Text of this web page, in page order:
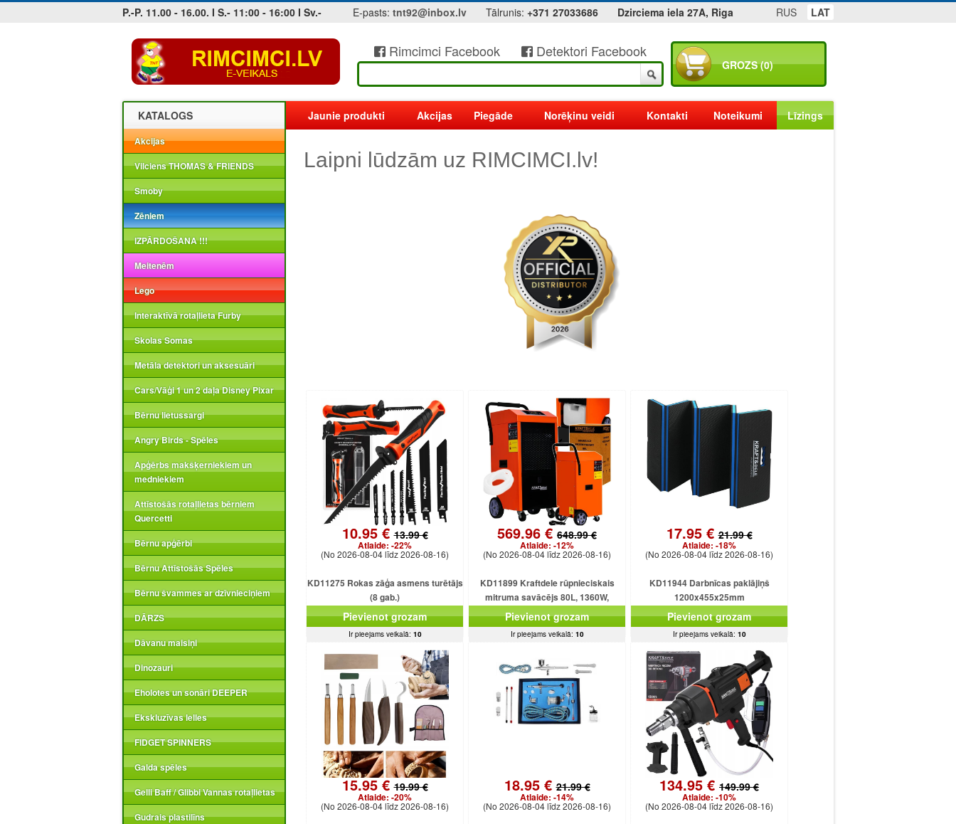
P.-P. 11.00 - 16.00. I S.- 11:00 - 16:00 I Sv.- E-pasts: tnt92@inbox.lv Tālrunis: +371 27033686 Dzirciema iela 27A, Riga LAT
RUS
Jobs at sea and maritime vacancies Rimcimci Facebook Detektori Facebook
GROZS (0)
KATALOGS
Akcijas
Vilciens THOMAS & FRIENDS
Smoby
Zēniem
IZPĀRDOŠANA !!!
Meitenēm
Lego
Interaktīvā rotaļlieta Furby
Skolas Somas
Metāla detektori un aksesuāri
Cars/Vāģi 1 un 2 daļa Disney Pixar
Bērnu lietussargi
Angry Birds - Spēles
Apģērbs makšķerniekiem un
medniekiem
Attīstošās rotaļlietas bērniem
Quercetti
Bērnu apģērbi
Bērnu Attīstošās Spēles
Bērnu švammes ar dzīvnieciņiem
DĀRZS
Dāvanu maisiņi
Dinozauri
Eholotes un sonāri DEEPER
Ekskluzīvas lelles
FIDGET SPINNERS
Galda spēles
Gelli Baff / Glibbi Vannas rotaļlietas
Gudrais plastilīns
Jaunie produkti Akcijas Piegāde Norēķinu veidi Kontakti Noteikumi Līzings
Laipni lūdzām uz RIMCIMCI.lv!
10.95 €13.99 €
Atlaide: -22%
(No 2026-08-04 līdz 2026-08-16)
KD11275 Rokas zāģa asmens turētājs
(8 gab.)
Pievienot grozam
Ir pieejams veikalā: 10
569.96 €648.99 €
Atlaide: -12%
(No 2026-08-04 līdz 2026-08-16)
KD11899 Kraftdele rūpnieciskais
mitruma savācējs 80L, 1360W,
500m³/h, uz riteņiem
Pievienot grozam
Ir pieejams veikalā: 10
17.95 €21.99 €
Atlaide: -18%
(No 2026-08-04 līdz 2026-08-16)
KD11944 Darbnīcas paklājiņš
1200x455x25mm
Pievienot grozam
Ir pieejams veikalā: 10
15.95 €19.99 €
Atlaide: -20%
(No 2026-08-04 līdz 2026-08-16)
18.95 €21.99 €
Atlaide: -14%
(No 2026-08-04 līdz 2026-08-16)
134.95 € 149.99 €
Atlaide: -10%
(No 2026-08-04 līdz 2026-08-16)